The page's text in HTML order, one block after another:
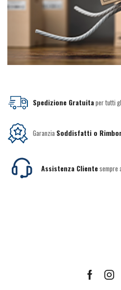
Spedizione Gratuitaper tutti
Garanzia Soddisfatti o
Assistenza Clientesempre
Facebook